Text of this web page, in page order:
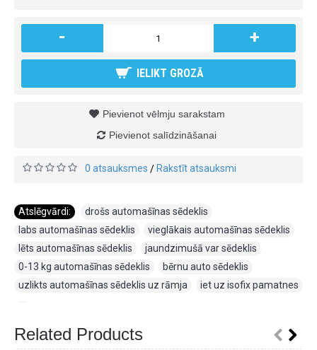
- +
IELIKT GROZĀ
Pievienot vēlmju sarakstam
Pievienot salīdzināšanai
0 atsauksmes / Rakstīt atsauksmi
Atslēgvārdi: drošs automašīnas sēdeklis
labs automašīnas sēdeklis
vieglākais automašīnas sēdeklis
lēts automašīnas sēdeklis
jaundzimušā var sēdeklis
0-13 kg automašīnas sēdeklis
bērnu auto sēdeklis
uzlikts automašīnas sēdeklis uz rāmja
iet uz isofix pamatnes
Related Products